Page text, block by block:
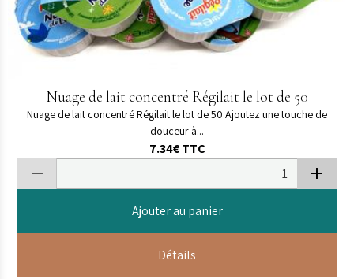
Nuage de lait concentré Régilait le lot de 50
Nuage de lait concentré Régilait le lot de 50 Ajoutez une touche de
douceur à...
7.34€TTC
Ajouter au panier
Détails